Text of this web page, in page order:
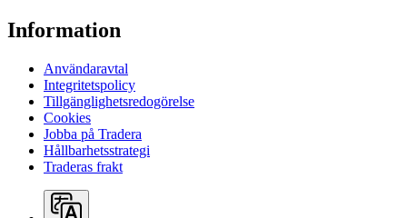
Information
Användaravtal
Integritetspolicy
Tillgänglighetsredogörelse
Cookies
Jobba på Tradera
Hållbarhetsstrategi
Traderas frakt